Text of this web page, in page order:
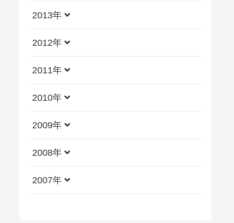
2013年
2012年
2011年
2010年
2009年
2008年
2007年